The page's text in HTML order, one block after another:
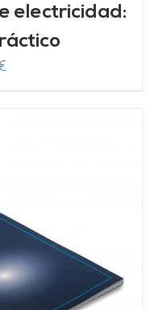
electricidad: